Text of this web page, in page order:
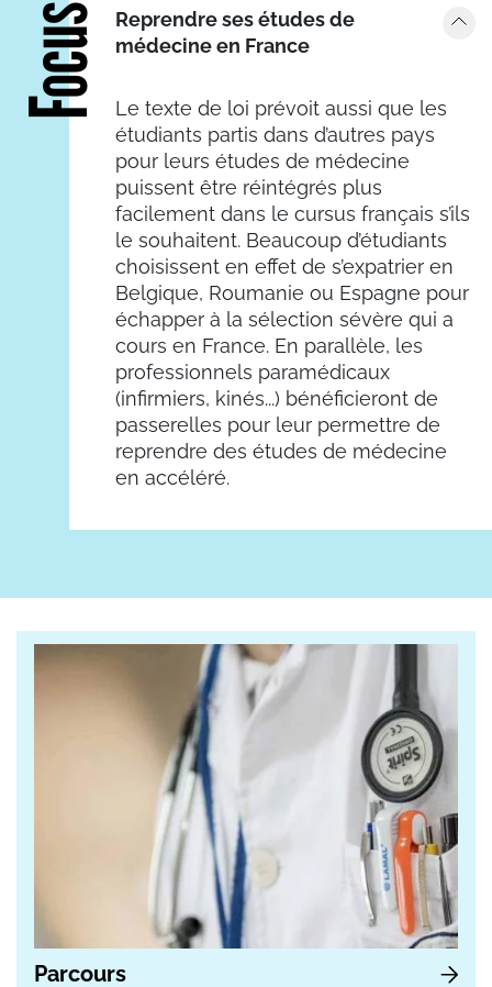
Focus
Reprendre ses études de
médecine en France
Le texte de loi prévoit aussi que les
étudiants partis dans d’autres pays
pour leurs études de médecine
puissent être réintégrés plus
facilement dans le cursus français s’ils
le souhaitent. Beaucoup d’étudiants
choisissent en effet de s’expatrier en
Belgique, Roumanie ou Espagne pour
échapper à la sélection sévère qui a
cours en France. En parallèle, les
professionnels paramédicaux
(infirmiers, kinés...) bénéficieront de
passerelles pour leur permettre de
reprendre des études de médecine
en accéléré.
Parcours